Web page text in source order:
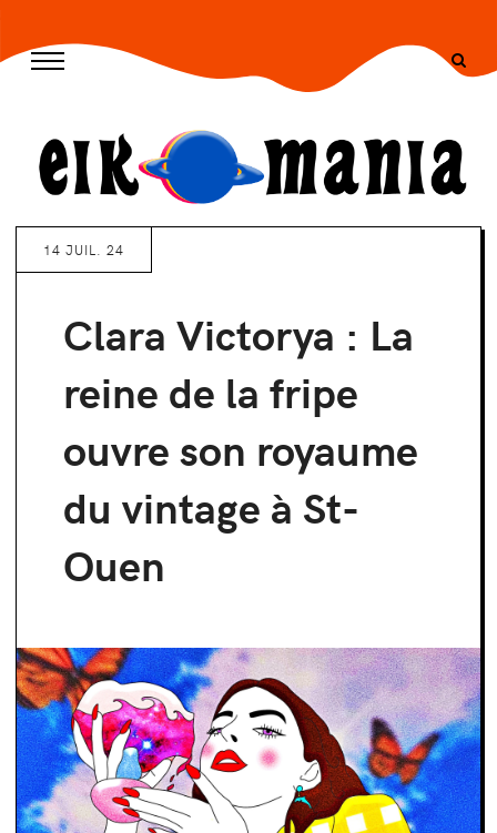
14 JUIL. 24
Clara Victorya : La
reine de la fripe
ouvre son royaume
du vintage à St-
Ouen